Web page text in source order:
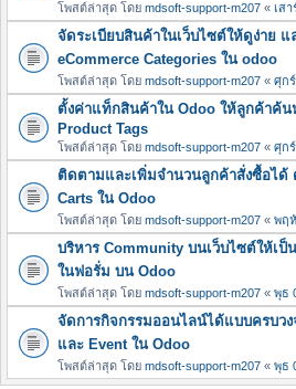
โพสต์ล่าสุด โดย mdsoft-support-m207 « เสา
จัดระเบียบสินค้าในเว็บไซต์ให้ดูง่าย
eCommerce Categories ใน odoo
โพสต์ล่าสุด โดย mdsoft-support-m207 « ศุก
ตั้งค่าแท็กสินค้าใน Odoo ให้ลูกค้าค้น
Product Tags
โพสต์ล่าสุด โดย mdsoft-support-m207 « ศุก
ติดตามและเพิ่มจำนวนลูกค้าสั่งซื้อได้
Carts ใน Odoo
โพสต์ล่าสุด โดย mdsoft-support-m207 « พฤ
บริหาร Community บนเว็บไซต์ให้เ
ในฟอรั่ม บน Odoo
โพสต์ล่าสุด โดย mdsoft-support-m207 « พุธ
จัดการกิจกรรมออนไลน์ได้แบบครบว
และ Event ใน Odoo
โพสต์ล่าสุด โดย mdsoft-support-m207 « พุธ